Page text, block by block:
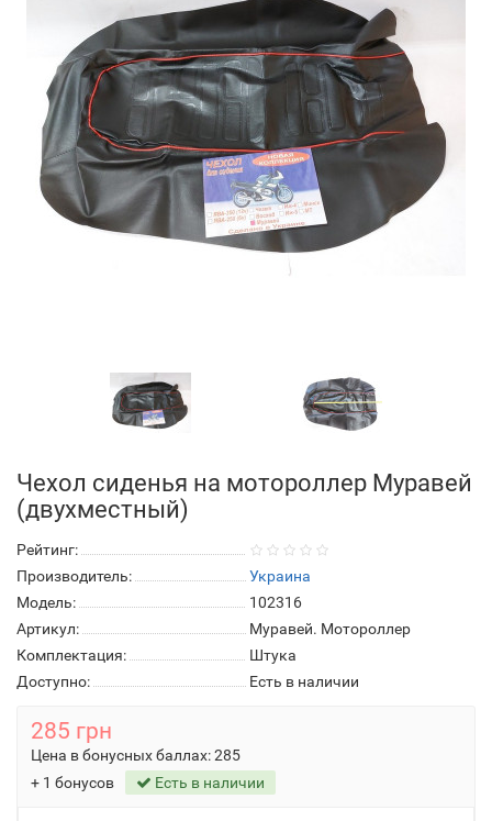
Чехол сиденья на мотороллер Муравей
(двухместный)
Рейтинг:
Производитель:
Украина
Модель:
102316
Артикул:
Муравей. Мотороллер
Комплектация:
Штука
Доступно:
Есть в наличии
285 грн
Цена в бонусных баллах:285
+ 1 бонусов
Есть в наличии